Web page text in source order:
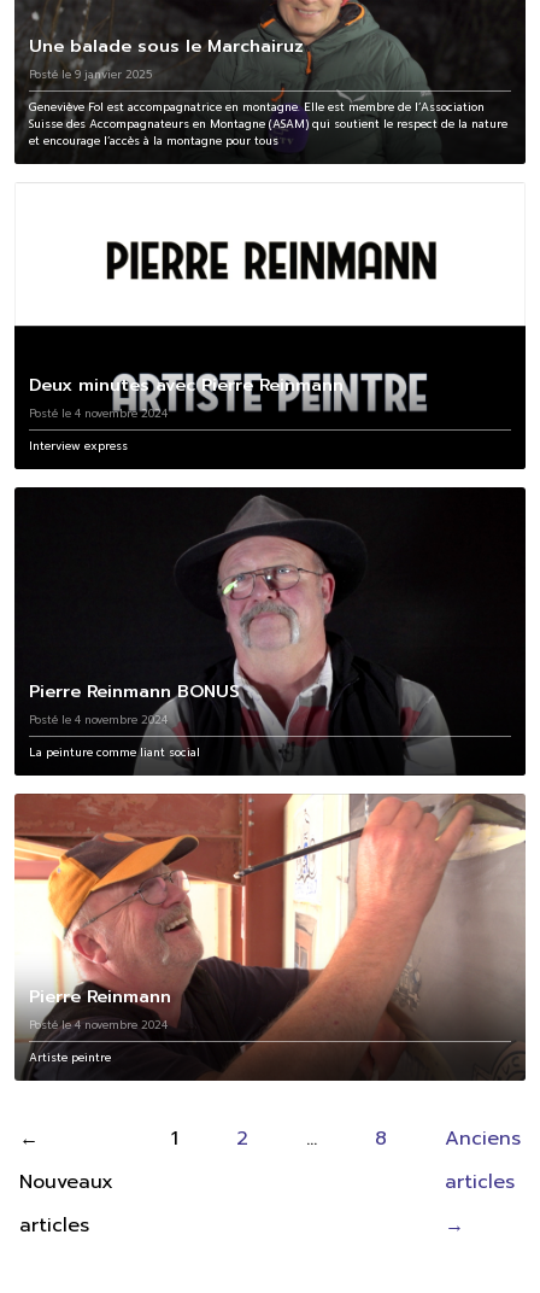
Une balade sous le Marchairuz
Posté le 9 janvier 2025
Geneviève Fol est accompagnatrice en montagne. Elle est membre de l’Association
Suisse des Accompagnateurs en Montagne (ASAM) qui soutient le respect de la nature
et encourage l’accès à la montagne pour tous
Deux minutes avec Pierre Reinmann
Posté le 4 novembre 2024
Interview express
Pierre Reinmann BONUS
Posté le 4 novembre 2024
La peinture comme liant social
Pierre Reinmann
Posté le 4 novembre 2024
Artiste peintre
Pagination
des
publications
←
Nouveaux
articles
1 2 … 8
Anciens
articles
→